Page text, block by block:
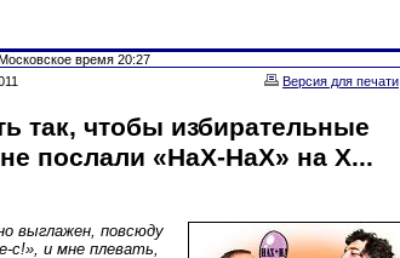
время 20:27
Версия для печати
так, чтобы избирательные
послали «НаХ-НаХ» на Х...
выглажен, повсюду
с!», и мне плевать,